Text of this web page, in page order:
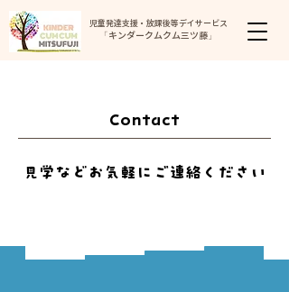
児童発達支援・放課後等デイサービス
「キンダークムクム三ツ藤」
Contact
見学などお気軽にご連絡ください